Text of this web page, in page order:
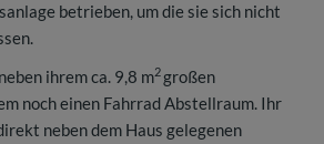
betrieben, um die sie sich nicht
ihrem ca. 9,8 m2 großen
noch einen Fahrrad Abstellraum. Ihr
neben dem Haus gelegenen